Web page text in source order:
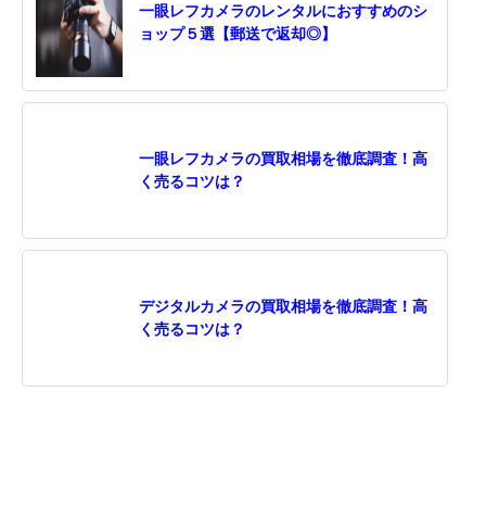
一眼レフカメラのレンタルにおすすめのシ
ョップ５選【郵送で返却◎】
一眼レフカメラの買取相場を徹底調査！高
く売るコツは？
デジタルカメラの買取相場を徹底調査！高
く売るコツは？